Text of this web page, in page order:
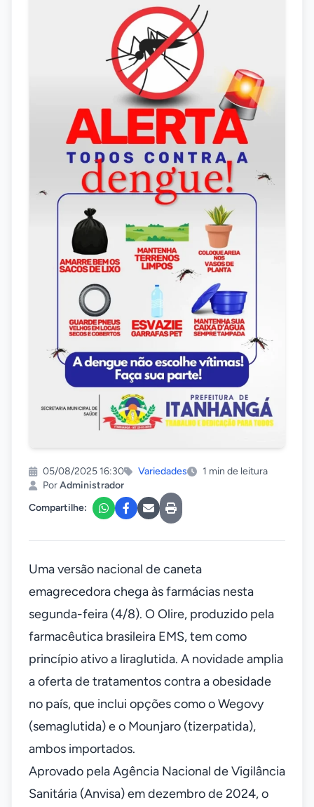
05/08/2025 16:30 Variedades
1 min de leitura
PorAdministrador
Compartilhe:
Uma versão nacional de caneta
emagrecedora chega às farmácias nesta
segunda-feira (4/8). O Olire, produzido pela
farmacêutica brasileira EMS, tem como
princípio ativo a liraglutida. A novidade amplia
a oferta de tratamentos contra a obesidade
no país, que inclui opções como o Wegovy
(semaglutida) e o Mounjaro (tizerpatida),
ambos importados.
Aprovado pela Agência Nacional de Vigilância
Sanitária (Anvisa) em dezembro de 2024, o